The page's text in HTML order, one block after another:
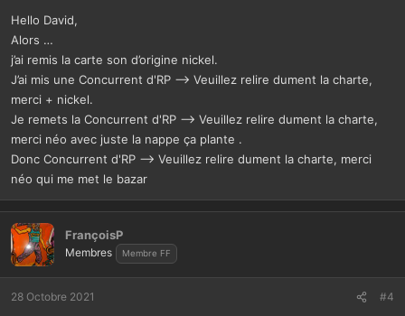
Hello David,
Alors …
j’ai remis la carte son d’origine nickel.
J’ai mis une Concurrent d'RP --> Veuillez relire dument la charte,
merci + nickel.
Je remets la Concurrent d'RP --> Veuillez relire dument la charte,
merci néo avec juste la nappe ça plante .
Donc Concurrent d'RP --> Veuillez relire dument la charte, merci
néo qui me met le bazar
FrançoisP
Membres Membre FF
28 Octobre 2021 #4